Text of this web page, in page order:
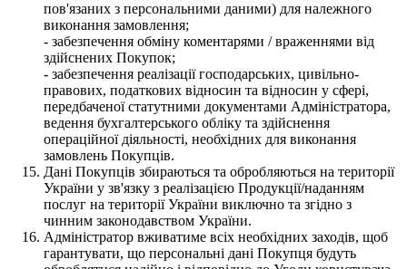
пов'язаних з персональними даними) для належного
виконання замовлення;
- забезпечення обміну коментарями / враженнями від
здійснених Покупок;
- забезпечення реалізації господарських, цивільно-
правових, податкових відносин та відносин у сфері,
передбаченої статутними документами Адміністратора,
ведення бухгалтерського обліку та здійснення
операційної діяльності, необхідних для виконання
замовлень Покупців.
Дані Покупців збираються та обробляються на території
України у зв'язку з реалізацією Продукції/наданням
послуг на території України виключно та згідно з
чинним законодавством України.
Адміністратор вживатиме всіх необхідних заходів, щоб
гарантувати, що персональні дані Покупця будуть